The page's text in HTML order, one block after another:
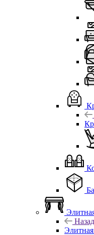
Назад